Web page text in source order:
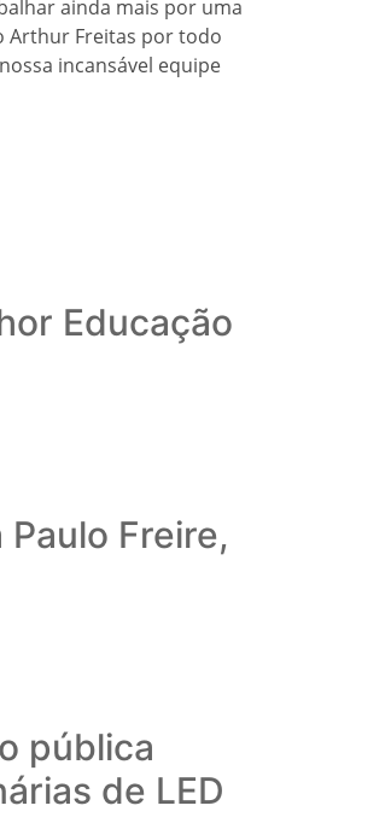
ainda mais por uma
Arthur Freitas por todo
incansável equipe
Educação
Freire,
pública
de LED